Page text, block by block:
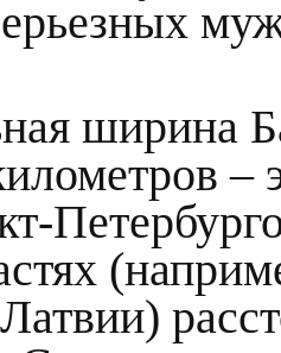
ширина
–